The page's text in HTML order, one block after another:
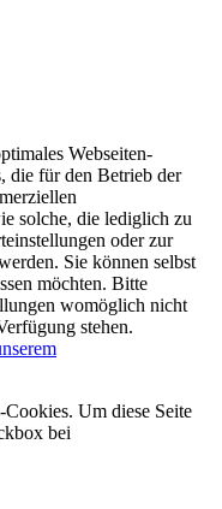
Webseiten-
die für den Betrieb der
solche, die lediglich zu
oder zur
Sie können selbst
möchten. Bitte
womöglich nicht
stehen.
Um diese Seite
bei